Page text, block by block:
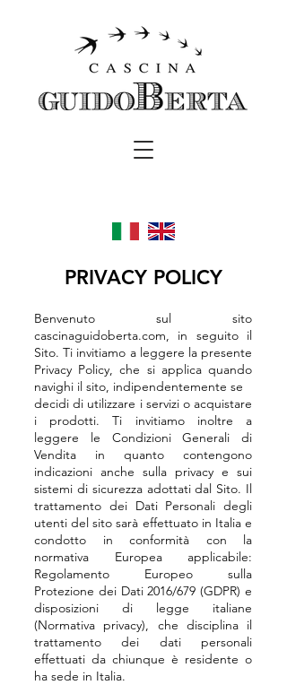
PRIVACY POLICY
Benvenuto sul sito
cascinaguidoberta.com, in seguito il
Sito. Ti invitiamo a leggere lapresente
Privacy Policy, che si applica quando
navighi il sito, indipendentemente se
decidi di utilizzare i servizi o acquistare
i prodotti. Ti invitiamo inoltre a
leggere le Condizioni Generali di
Vendita in quanto contengono
indicazioni anche sulla privacy e sui
sistemi di sicurezza adottati dal Sito. Il
trattamento dei Dati Personali degli
utenti del sito sarà effettuato in Italia e
condotto in conformità con la
normativa Europea applicabile:
Regolamento Europeo sulla
Protezione dei Dati 2016/679 (GDPR) e
disposizioni di legge italiane
(Normativa privacy), che disciplina il
trattamento dei dati personali
effettuati da chiunque è residente o
ha sede in Italia.